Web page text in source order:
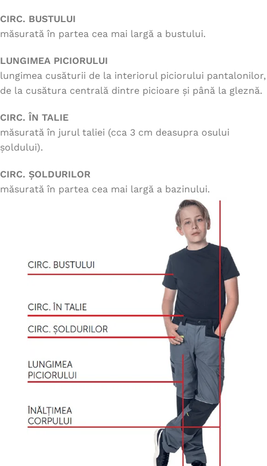
CIRC. BUSTULUI
măsurată în partea cea mai largă a bustului.
LUNGIMEA PICIORULUI
lungimea cusăturii de la interiorul piciorului pantalonilor,
de la cusătura centrală dintre picioare și până la gleznă.
CIRC. ÎN TALIE
măsurată în jurul taliei (cca 3 cm deasupra osului
șoldului).
CIRC. ȘOLDURILOR
măsurată în partea cea mai largă a bazinului.